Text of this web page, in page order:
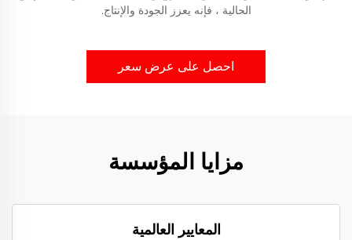
الحالية ، فإنه يعزز الجودة والإنتاج.
احصل على عرض سعر
مزايا المؤسسة
المعايير العالمية